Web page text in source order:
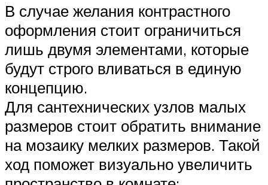
В случае желания контрастного
оформления стоит ограничиться
лишь двумя элементами, которые
будут строго вливаться в единую
концепцию.
Для сантехнических узлов малых
размеров стоит обратить внимание
на мозаику мелких размеров. Такой
ход поможет визуально увеличить